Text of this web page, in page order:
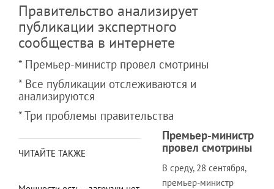
Правительство анализирует
публикации экспертного
сообщества в интернете
* Премьер-министр провел смотрины
* Все публикации отслеживаются и
анализируются
* Три проблемы правительства
ЧИТАЙТЕ ТАКЖЕ
Премьер-министр
провел смотрины
В среду, 28 сентября,
премьер-министр